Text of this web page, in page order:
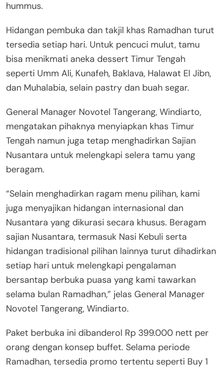
hummus.
Hidangan pembuka dan takjil khas Ramadhan turut
tersedia setiap hari. Untuk pencuci mulut, tamu
bisa menikmati aneka dessert Timur Tengah
seperti Umm Ali, Kunafeh, Baklava, Halawat El Jibn,
dan Muhalabia, selain pastry dan buah segar.
General Manager Novotel Tangerang, Windiarto,
mengatakan pihaknya menyiapkan khas Timur
Tengah namun juga tetap menghadirkan Sajian
Nusantara untuk melengkapi selera tamu yang
beragam.
“Selain menghadirkan ragam menu pilihan, kami
juga menyajikan hidangan internasional dan
Nusantara yang dikurasi secara khusus. Beragam
sajian Nusantara, termasuk Nasi Kebuli serta
hidangan tradisional pilihan lainnya turut dihadirkan
setiap hari untuk melengkapi pengalaman
bersantap berbuka puasa yang kami tawarkan
selama bulan Ramadhan,” jelas General Manager
Novotel Tangerang, Windiarto.
Paket berbuka ini dibanderol Rp 399.000 nett per
orang dengan konsep buffet. Selama periode
Ramadhan, tersedia promo tertentu seperti Buy 1